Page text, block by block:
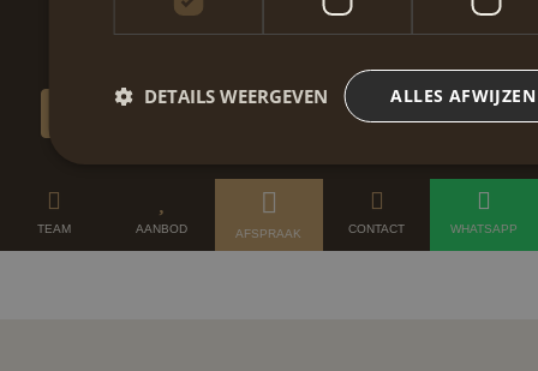
Oranjeplein 201
6224 KV Maastricht
PLAN EEN AFSPRAAK
TEAM AANBOD AFSPRAAK CONTACT WHATSAPP
ALLES AFWIJZEN
DETAILS WEERGEVEN